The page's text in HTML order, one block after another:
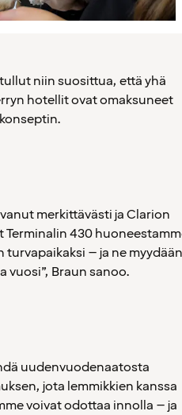
niin suosittua, että yhä
hotellit ovat omaksuneet
konseptin.
merkittävästi ja Clarion
Terminalin 430
turvapaikaksi – ja ne myydään
vuosi”, Braun sanoo.
uudenvuodenaatosta
jota lemmikkien kanssa
voivat odottaa innolla – ja